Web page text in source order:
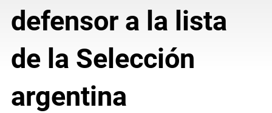
defensor a la lista
de la Selección
argentina